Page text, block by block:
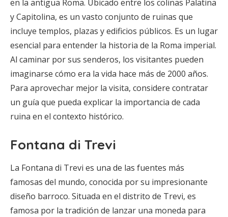
en la antigua Roma. Ubicado entre los colinas Palatina
y Capitolina, es un vasto conjunto de ruinas que
incluye templos, plazas y edificios públicos. Es un lugar
esencial para entender la historia de la Roma imperial.
Al caminar por sus senderos, los visitantes pueden
imaginarse cómo era la vida hace más de 2000 años.
Para aprovechar mejor la visita, considere contratar
un guía que pueda explicar la importancia de cada
ruina en el contexto histórico.
Fontana di Trevi
La Fontana di Trevi es una de las fuentes más
famosas del mundo, conocida por su impresionante
diseño barroco. Situada en el distrito de Trevi, es
famosa por la tradición de lanzar una moneda para